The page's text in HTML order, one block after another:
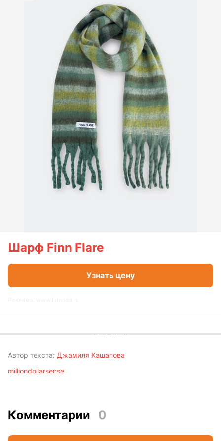
Шарф Finn Flare
Узнать цену
Автор текста: Джамиля Кашапова
milliondollarsense
Комментарии 0